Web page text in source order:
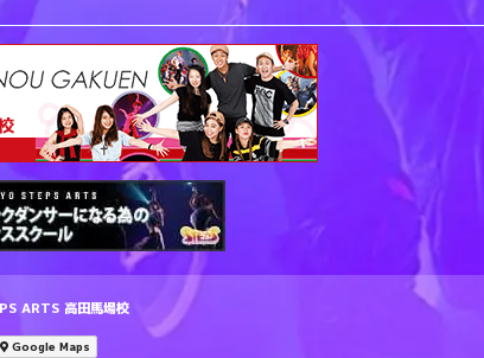
ARTS 高田馬場校
Google Maps